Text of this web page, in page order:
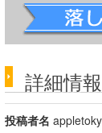
詳細情報
投稿者名